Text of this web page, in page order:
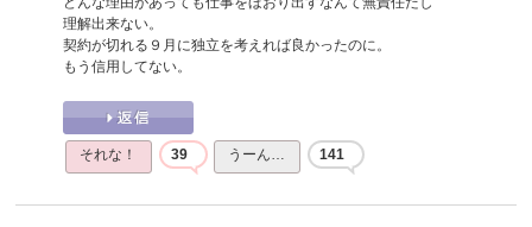
理解出来ない。
契約が切れる９月に独立を考えれば良かったのに。
もう信用してない。
それな！ 39 うーん… 141